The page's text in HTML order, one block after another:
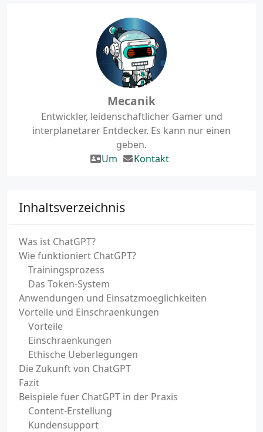
Mecanik
Entwickler, leidenschaftlicher Gamer und
interplanetarer Entdecker. Es kann nur einen
geben.
Um
Kontakt
Inhaltsverzeichnis
Was ist ChatGPT?
Wie funktioniert ChatGPT?
Trainingsprozess
Das Token-System
Anwendungen und Einsatzmoeglichkeiten
Vorteile und Einschraenkungen
Vorteile
Einschraenkungen
Ethische Ueberlegungen
Die Zukunft von ChatGPT
Fazit
Beispiele fuer ChatGPT in der Praxis
Content-Erstellung
Kundensupport